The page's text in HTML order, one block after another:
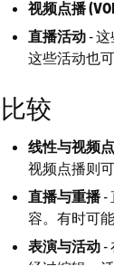
视频点播
直播活动 -
这些活动也
比较
线性与视频
视频点播则
直播与重播-
容。有时可
表演与活动 -
经过编辑。